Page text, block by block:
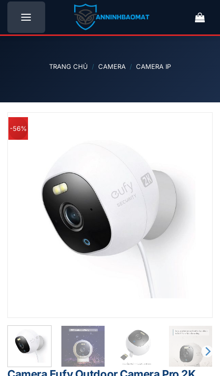
Bỏ
nội
TRANG CHỦ / CAMERA / CAMERA IP
-56%